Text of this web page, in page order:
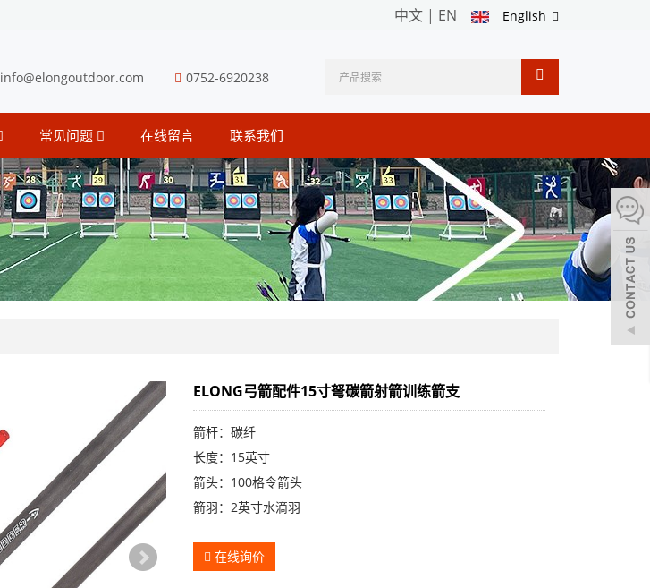
English
中文 | EN
info@elongoutdoor.com 0752-6920238
常见问题 在线留言 联系我们
ELONG弓箭配件15寸弩碳箭射箭训练箭支
箭杆：碳纤
长度：15英寸
箭头：100格令箭头
箭羽：2英寸水滴羽
在线询价